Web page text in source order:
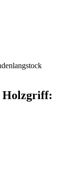
Holzgriff: